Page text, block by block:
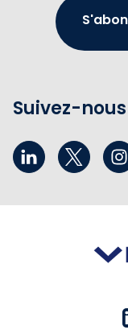
Suivez-